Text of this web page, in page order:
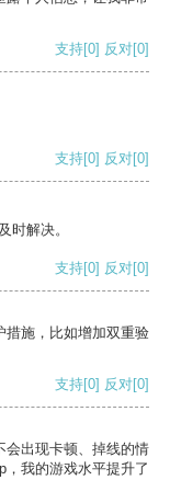
支持[0] 反对[0]
支持[0] 反对[0]
时解决。
支持[0] 反对[0]
措施，比如增加双重验
支持[0] 反对[0]
会出现卡顿、掉线的情
我的游戏水平提升了